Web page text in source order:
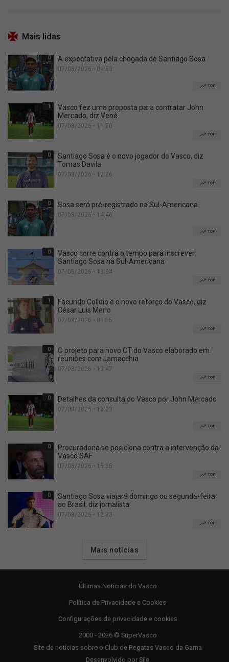
Mais lidas
0 A expectativa pela chegada de Santiago Sosa
07/08/2026 • 09:53
TOP
1
Vasco fez uma proposta para contratar John
Mercado, diz Venê
07/08/2026 • 11:50
TOP
0
Santiago Sosa é o novo jogador do Vasco, diz
Tomas Davila
07/08/2026 • 12:26
TOP
0 Sosa será pré-registrado na Sul-Americana
07/08/2026 • 14:46
TOP
0
Vasco corre contra o tempo para inscrever
Santiago Sosa na Sul-Americana
07/08/2026 • 13:04
TOP
1
Facundo Colidio é o novo reforço do Vasco, diz
César Luis Merlo
07/08/2026 • 08:15
TOP
0
O projeto para novo CT do Vasco elaborado em
reuniões com Lamacchia
07/08/2026 • 13:47
TOP
0 Detalhes da consulta do Vasco por John Mercado
07/08/2026 • 13:23
TOP
0
Procuradoria se posiciona contra a intervenção da
Vasco SAF
07/08/2026 • 15:35
TOP
0
Santiago Sosa viajará domingo ou segunda-feira
ao Brasil, diz jornalista
07/08/2026 • 12:33
TOP
Mais notícias
Últimas Notícias do Vasco
Política de Privacidade e Cookies
Configurações de privacidade e cookies
2000 - 2026 © SuperVasco
Site de notícias sobre o Club de Regatas Vasco da Gama
Desenvolvido por Sile